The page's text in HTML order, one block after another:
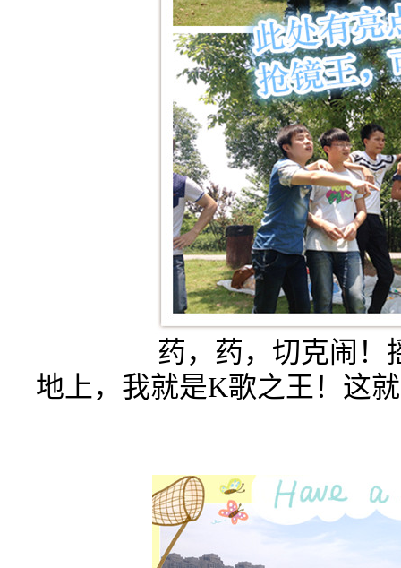
药，药，切克闹！
地上，我就是K歌之王！这